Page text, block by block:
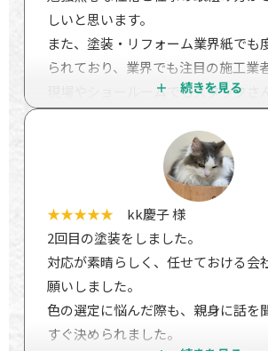
と褒めていただきました。土台の水
や、バルコニーの細かいところなど
気づかないところをとても褒めてい
か粗を探そうとしたけど、無理だっ
した。
これは菅野さんに報告しなければと
三年たっても外壁はきれいです。と
丁寧できれいな仕事をしていただき
とうございました。
しいと思います。
また、塗装・リフォーム業界紙でも
られており、業界でも注目の施工業
現場やショールームでもスタッフさ
かり挨拶をしてくれます。社風なん
す。素晴らしい会社です。
私が仕事を依頼するなら、やはり丁
い会社に依頼したいと思います。お
業者様です。
★★★★★ kk慶子 様
2回目の塗装をしました。
対応が素晴らしく、任せておける会
願いしました。
色の選定に悩んだ際も、親身に話を
すぐ決められました。